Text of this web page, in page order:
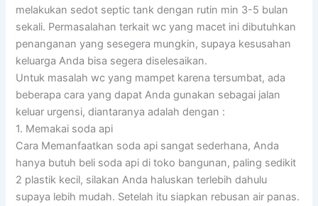
melakukan sedot septic tank dengan rutin min 3-5 bulan
sekali. Permasalahan terkait wc yang macet ini dibutuhkan
penanganan yang sesegera mungkin, supaya kesusahan
keluarga Anda bisa segera diselesaikan.
Untuk masalah wc yang mampet karena tersumbat, ada
beberapa cara yang dapat Anda gunakan sebagai jalan
keluar urgensi, diantaranya adalah dengan :
1. Memakai soda api
Cara Memanfaatkan soda api sangat sederhana, Anda
hanya butuh beli soda api di toko bangunan, paling sedikit
2 plastik kecil, silakan Anda haluskan terlebih dahulu
supaya lebih mudah. Setelah itu siapkan rebusan air panas.